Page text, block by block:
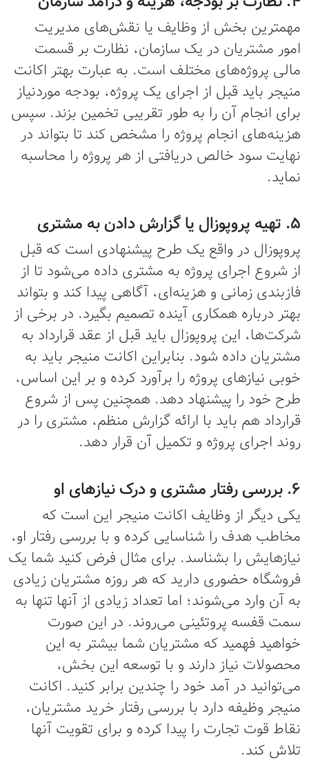
مهمترین بخش از وظایف یا نقش‌های مدیریت
امور مشتریان در یک سازمان، نظارت بر قسمت
مالی پروژه‌های مختلف است. به عبارت بهتر اکانت
منیجر باید قبل از اجرای یک پروژه، بودجه موردنیاز
برای انجام آن را به طور تقریبی تخمین بزند. سپس
هزینه‌های انجام پروژه را مشخص کند تا بتواند در
نهایت سود خالص دریافتی از هر پروژه را محاسبه
نماید.
5. تهیه پروپوزال یا گزارش دادن به مشتری
پروپوزال در واقع یک طرح پیشنهادی است که قبل
از شروع اجرای پروژه به مشتری داده می‌شود تا از
فازبندی زمانی و هزینه‌ای، آگاهی پیدا کند و بتواند
بهتر درباره همکاری آینده تصمیم بگیرد. در برخی از
شرکت‌ها، این پروپوزال باید قبل از عقد قرارداد به
مشتریان داده شود. بنابراین اکانت منیجر باید به
خوبی نیازهای پروژه را برآورد کرده و بر این اساس،
طرح خود را پیشنهاد دهد. همچنین پس از شروع
قرارداد هم باید با ارائه گزارش منظم، مشتری را در
روند اجرای پروژه و تکمیل آن قرار دهد.
یکی دیگر از وظایف اکانت منیجر این است که
مخاطب هدف را شناسایی کرده و با بررسی رفتار او،
نیازهایش را بشناسد. برای مثال فرض کنید شما یک
فروشگاه حضوری دارید که هر روزه مشتریان زیادی
به آن وارد می‌شوند؛ اما تعداد زیادی از آنها تنها به
سمت قفسه پروتئینی می‌روند. در این صورت
خواهید فهمید که مشتریان شما بیشتر به این
محصولات نیاز دارند و با توسعه این بخش،
می‌توانید در آمد خود را چندین برابر کنید. اکانت
منیجر وظیفه دارد با بررسی رفتار خرید مشتریان،
نقاط قوت تجارت را پیدا کرده و برای تقویت آنها
تلاش کند.